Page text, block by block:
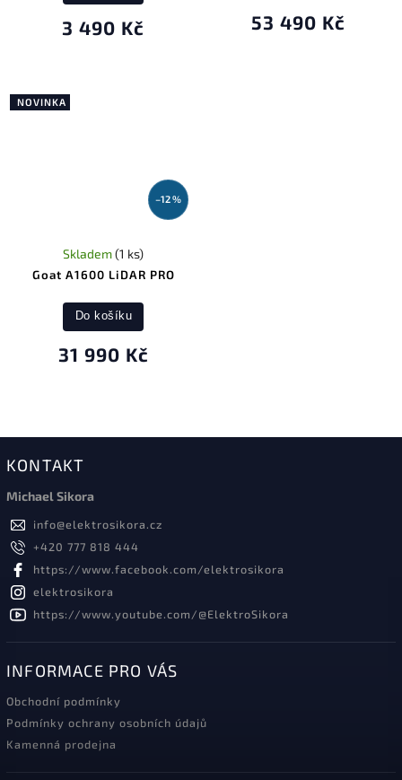
3 490 Kč 53 490 Kč
NOVINKA
–12 %
Goat A1600 LiDAR PRO
Skladem(1 ks)
31 990 Kč
Do košíku
KONTAKT
Michael Sikora
info@elektrosikora.cz
+420 777 818 444
https://www.facebook.com/elektrosikora
elektrosikora
https://www.youtube.com/@ElektroSikora
INFORMACE PRO VÁS
Obchodní podmínky
Podmínky ochrany osobních údajů
Kamenná prodejna